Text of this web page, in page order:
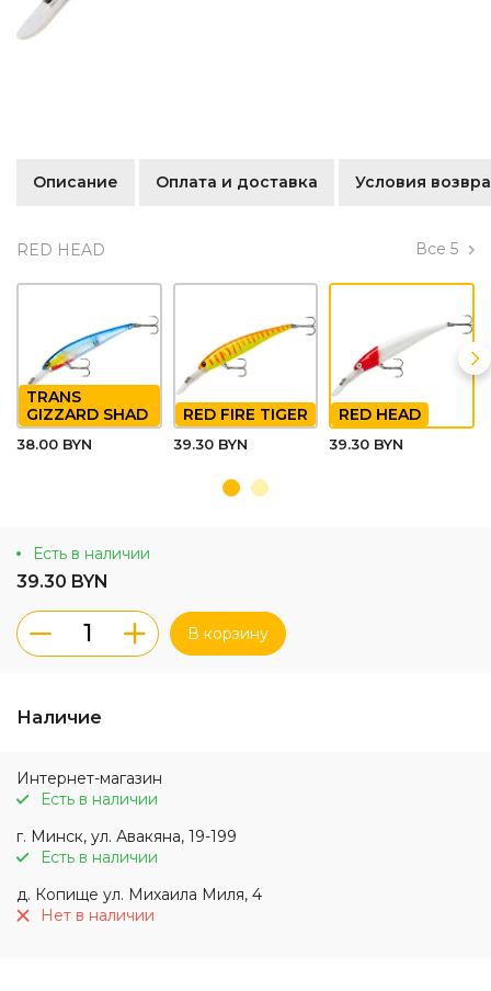
Описание Оплата и доставка Условия
RED HEAD Все 5
TRANS
GIZZARD SHAD
38.00 BYN
RED FIRE TIGER
39.30 BYN
RED HEAD
39.30 BYN
Есть в наличии
39.30 BYN
В корзину
Наличие
Интернет-магазин
Есть в наличии
г. Минск, ул. Авакяна, 19-199
Есть в наличии
д. Копище ул. Михаила Миля, 4
Нет в наличии